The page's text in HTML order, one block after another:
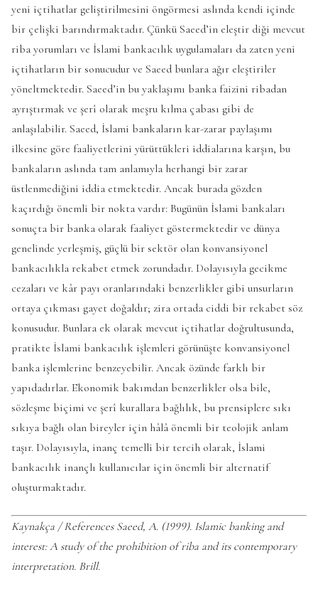
yeni içtihatlar geliştirilmesini öngörmesi aslında kendi içinde
bir çelişki barındırmaktadır. Çünkü Saeed’in eleştir diği mevcut
riba yorumları ve İslami bankacılık uygulamaları da zaten yeni
içtihatların bir sonucudur ve Saeed bunlara ağır eleştiriler
yöneltmektedir. Saeed’in bu yaklaşımı banka faizini ribadan
ayrıştırmak ve şerî olarak meşru kılma çabası gibi de
anlaşılabilir. Saeed, İslami bankaların kar-zarar paylaşımı
ilkesine göre faaliyetlerini yürüttükleri iddialarına karşın, bu
bankaların aslında tam anlamıyla herhangi bir zarar
üstlenmediğini iddia etmektedir. Ancak burada gözden
kaçırdığı önemli bir nokta vardır: Bugünün İslami bankaları
sonuçta bir banka olarak faaliyet göstermektedir ve dünya
genelinde yerleşmiş, güçlü bir sektör olan konvansiyonel
bankacılıkla rekabet etmek zorundadır. Dolayısıyla gecikme
cezaları ve kâr payı oranlarındaki benzerlikler gibi unsurların
ortaya çıkması gayet doğaldır; zira ortada ciddi bir rekabet söz
konusudur. Bunlara ek olarak mevcut içtihatlar doğrultusunda,
pratikte İslami bankacılık işlemleri görünüşte konvansiyonel
banka işlemlerine benzeyebilir. Ancak özünde farklı bir
yapıdadırlar. Ekonomik bakımdan benzerlikler olsa bile,
sözleşme biçimi ve şerî kurallara bağlılık, bu prensiplere sıkı
sıkıya bağlı olan bireyler için hâlâ önemli bir teolojik anlam
taşır. Dolayısıyla, inanç temelli bir tercih olarak, İslami
bankacılık inançlı kullanıcılar için önemli bir alternatif
oluşturmaktadır.
Kaynakça / References Saeed, A. (1999). Islamic banking and
interest: A study of the prohibition of riba and its contemporary
interpretation. Brill.